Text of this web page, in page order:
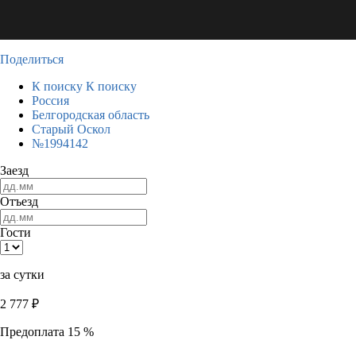
Поделиться
К поиску К поиску
Россия
Белгородская область
Старый Оскол
№1994142
Заезд
Отъезд
Гости
за сутки
2 777 ₽
Предоплата 15 %